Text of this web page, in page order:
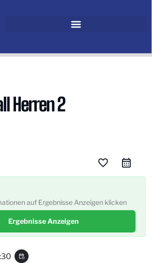
Herren 2
favorite_border
auf Ergebnisse Anzeigen klicken
Ergebnisse Anzeigen
event_repeat